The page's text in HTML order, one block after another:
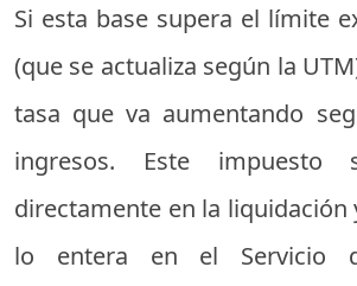
Si esta base supera el límite
(que se actualiza según la
tasa que va aumentando
ingresos. Este impuesto
directamente en la liquidación
lo entera en el Servicio